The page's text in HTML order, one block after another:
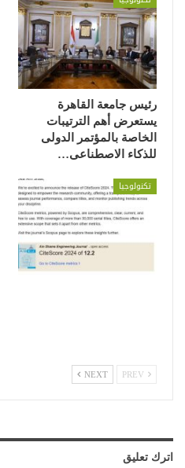
رئيس جامعة القاهرة
يستعرض أهم الترتيبات
الخاصة بالمؤتمر الدولى
للذكاء الاصطناعى…
تكنولوجيا
NEXT
اترك تعليق